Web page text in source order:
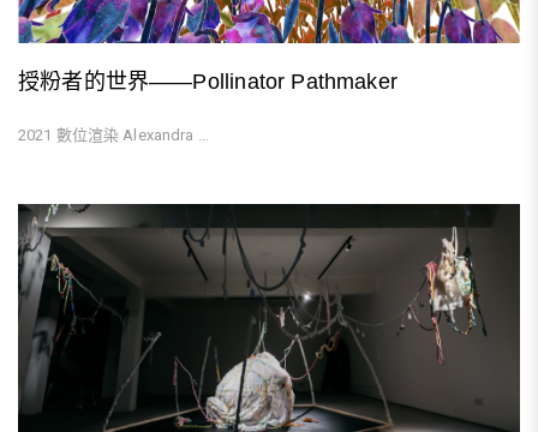
授粉者的世界——Pollinator Pathmaker
2021 數位渲染 Alexandra ...